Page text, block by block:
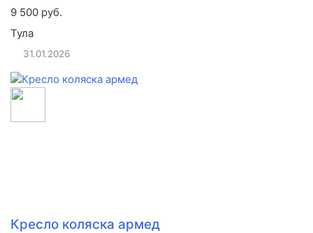
9 500 руб.
Тула
31.01.2026
Кресло коляска армед